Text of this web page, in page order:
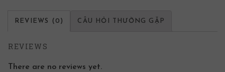
REVIEWS (0) CÂU HỎI THƯỜNG GẶP
REVIEWS
There are no reviews yet.